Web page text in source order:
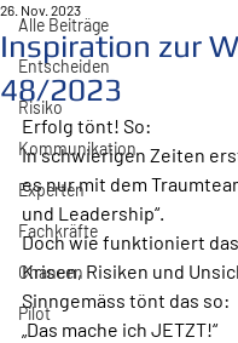
Alle Beiträge
Entscheiden
Risiko
Kommunikation
Experten
Fachkräfte
Chancen
Pilot
Inspiration zur
48/2023
26. Nov. 2023
Erfolg tönt! So:
In schwierigen Zeiten
es nur mit dem
und Leadership“.
Doch wie funktioniert
Krisen, Risiken und
Sinngemäss tönt das so:
„Das mache ich JETZT!“